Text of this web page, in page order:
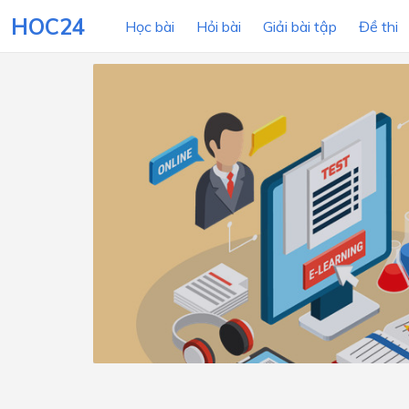
HOC24 Học bài Hỏi bài Giải bài tập Đề thi
LỚP HỌC
Lớp 12
Lớp 8
Lớp 7